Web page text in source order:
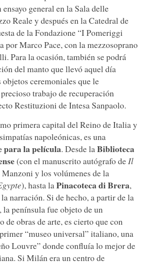
general en la Sala delle
Reale y después en la Catedral de
de la Fondazione “I Pomeriggi
Marco Pace, con la mezzosoprano
Para la ocasión, también se podrá
del manto que llevó aquel día
ceremoniales que le
trabajo de recuperación
Restituzioni de Intesa Sanpaolo.
primera capital del Reino de Italia y
napoleónicas, es una
para la película. Desde la Biblioteca
(con el manuscrito autógrafo de Il
y los volúmenes de la
), hasta la Pinacoteca di Brera,
narración. Si de hecho, a partir de la
la península fue objeto de un
de obras de arte, es cierto que con
“museo universal” italiano, una
Louvre” donde confluía lo mejor de
Si Milán era un centro de